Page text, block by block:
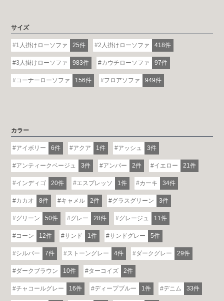
サイズ
1人掛けローソファ 25件 2人掛けローソファ 418件
3人掛けローソファ 983件 カウチローソファ 97件
コーナーローソファ 156件 フロアソファ 949件
カラー
アイボリー 6件 アクア 1件 アッシュ 3件
アンティークベージュ 3件 アンバー 2件 イエロー 21件
インディゴ 20件 エスプレッソ 1件 カーキ 34件
カカオ 8件 キャメル 2件 グラスグリーン 3件
グリーン 50件 グレー 28件 グレージュ 11件
コーン 12件 サンド 1件 サンドグレー 5件
シルバー 7件 ストーングレー 4件 ダークグレー 29件
ダークブラウン 10件 ターコイズ 2件
チャコールグレー 16件 ディープブルー 1件 デニム 33件